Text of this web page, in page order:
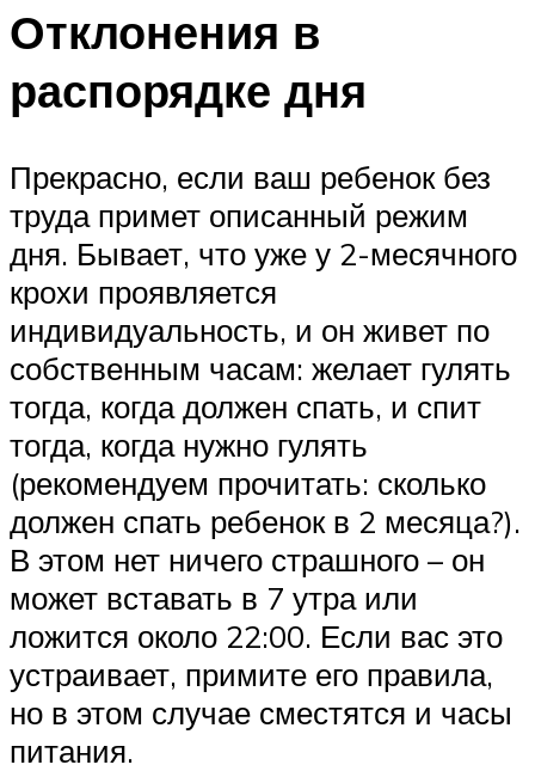
Отклонения в
распорядке дня
Прекрасно, если ваш ребенок без
труда примет описанный режим
дня. Бывает, что уже у 2-месячного
крохи проявляется
индивидуальность, и он живет по
собственным часам: желает гулять
тогда, когда должен спать, и спит
тогда, когда нужно гулять
(рекомендуем прочитать: сколько
должен спать ребенок в 2 месяца?).
В этом нет ничего страшного – он
может вставать в 7 утра или
ложится около 22:00. Если вас это
устраивает, примите его правила,
но в этом случае сместятся и часы
питания.